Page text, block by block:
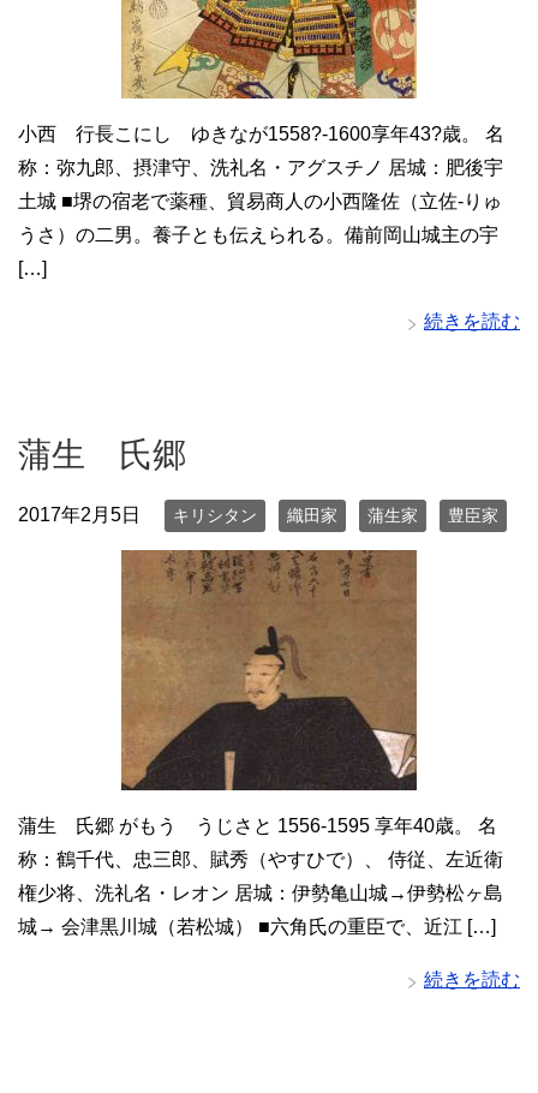
小西 行長こにし ゆきなが1558?-1600享年43?歳。 名
称：弥九郎、摂津守、洗礼名・アグスチノ 居城：肥後宇
土城 ■堺の宿老で薬種、貿易商人の小西隆佐（立佐-りゅ
うさ）の二男。養子とも伝えられる。備前岡山城主の宇
[…]
続きを読む
蒲生 氏郷
2017年2月5日 キリシタン 織田家 蒲生家 豊臣家
蒲生 氏郷 がもう うじさと 1556-1595 享年40歳。 名
称：鶴千代、忠三郎、賦秀（やすひで）、 侍従、左近衛
権少将、洗礼名・レオン 居城：伊勢亀山城→伊勢松ヶ島
城→ 会津黒川城（若松城） ■六角氏の重臣で、近江 […]
続きを読む